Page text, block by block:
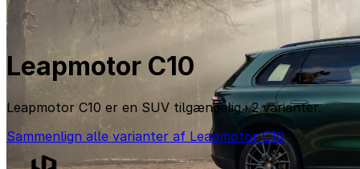
Leapmotor C10
Leapmotor C10 er en SUV tilgængelig i 2 varianter.
Sammenlign alle varianter af Leapmotor C10